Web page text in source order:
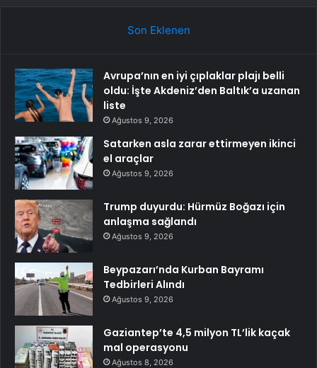
Son Eklenen
Avrupa’nın en iyi çıplaklar plajı belli
oldu: İşte Akdeniz’den Baltık’a uzanan
liste
Ağustos 9, 2026
Satarken asla zarar ettirmeyen ikinci
el araçlar
Ağustos 9, 2026
Trump duyurdu: Hürmüz Boğazı için
anlaşma sağlandı
Ağustos 9, 2026
Beypazarı’nda Kurban Bayramı
Tedbirleri Alındı
Ağustos 9, 2026
Gaziantep’te 4,5 milyon TL’lik kaçak
mal operasyonu
Ağustos 8, 2026